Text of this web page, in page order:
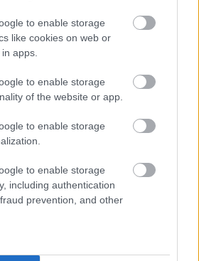
to enable storage
like cookies on web or
apps.
to enable storage
of the website or app.
to enable storage
to enable storage
including authentication
prevention, and other
24 cikke
újabb nagy változásokról döntött
az iskolaigazgatók visszakapják
Pócs János fizetéslevonást
kevesebbet vittek haza
nagyon nem akarták a JÉGER
lépcső és remek